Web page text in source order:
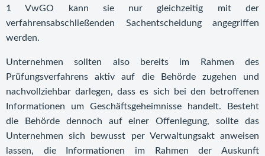
1 VwGO kann sie nur gleichzeitig mit der
verfahrensabschließenden Sachentscheidung angegriffen
werden.
Unternehmen sollten also bereits im Rahmen des
Prüfungsverfahrens aktiv auf die Behörde zugehen und
nachvollziehbar darlegen, dass es sich bei den betroffenen
Informationen um Geschäftsgeheimnisse handelt. Besteht
die Behörde dennoch auf einer Offenlegung, sollte das
Unternehmen sich bewusst per Verwaltungsakt anweisen
lassen, die Informationen im Rahmen der Auskunft